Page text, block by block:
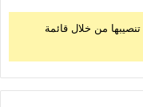
من خلال قائمة